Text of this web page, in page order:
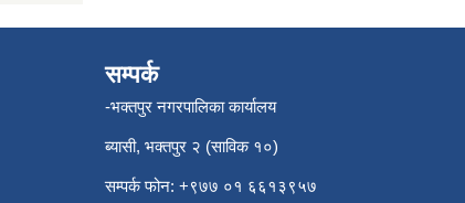
सम्पर्क
-भक्तपुर नगरपालिका कार्यालय
ब्यासी, भक्तपुर २ (साविक १०)
सम्पर्क फोन: +९७७ ०१ ६६१३९५७